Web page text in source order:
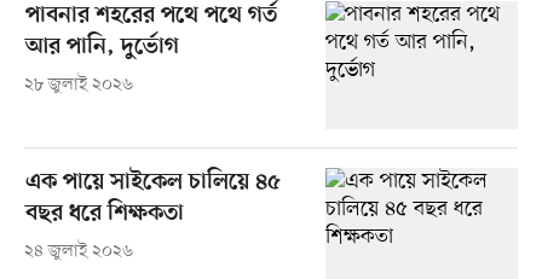
পাবনার শহরের পথে পথে গর্ত
আর পানি, দুর্ভোগ
২৮ জুলাই ২০২৬
এক পায়ে সাইকেল চালিয়ে ৪৫
বছর ধরে শিক্ষকতা
২৪ জুলাই ২০২৬